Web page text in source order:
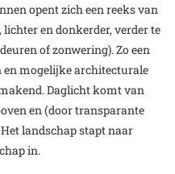
opent zich een reeks van
en donkerder, verder te
of zonwering). Zo een
mogelijke architecturale
Daglicht komt van
en (door transparante
landschap stapt naar
in.